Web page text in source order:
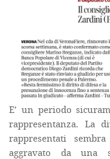
E’ un periodo
rappresentanza. La
rappresentati
aggravato da una